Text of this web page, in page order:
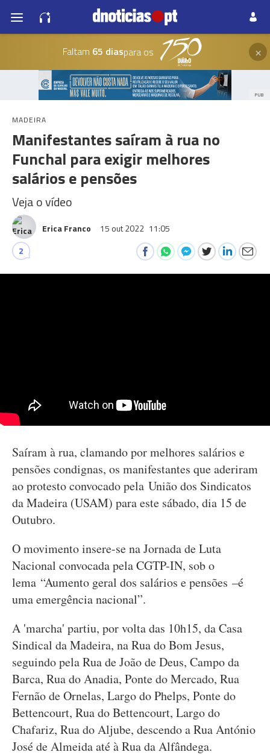
Faltam 65 diaspara os ×
PUB
MADEIRA
Manifestantes saíram à rua no
Funchal para exigir melhores
salários e pensões
Veja o vídeo
Erica Franco 15 out 2022 11:05
2
Saíram à rua, clamando por melhores salários e
pensões condignas, os manifestantes que aderiram
ao protesto convocado pela União dos Sindicatos
da Madeira (USAM) para este sábado, dia 15 de
Outubro.
O movimento insere-se na Jornada de Luta
Nacional convocada pela CGTP-IN, sob o
lema “Aumento geral dos salários e pensões –é
uma emergência nacional”.
A 'marcha' partiu, por volta das 10h15, da Casa
Sindical da Madeira, na Rua do Bom Jesus,
seguindo pela Rua de João de Deus, Campo da
Barca, Rua do Anadia, Ponte do Mercado, Rua
Fernão de Ornelas, Largo do Phelps, Ponte do
Bettencourt, Rua do Bettencourt, Largo do
Chafariz, Rua do Aljube, descendo a Rua António
José de Almeida até à Rua da Alfândega.